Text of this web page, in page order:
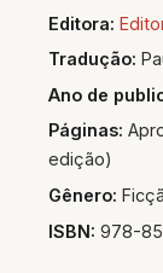
Editora:
Tradução:
Ano de
Páginas:
edição)
Gênero:
ISBN: 978-